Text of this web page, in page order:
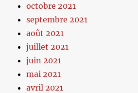
octobre 2021
septembre 2021
août 2021
juillet 2021
juin 2021
mai 2021
avril 2021